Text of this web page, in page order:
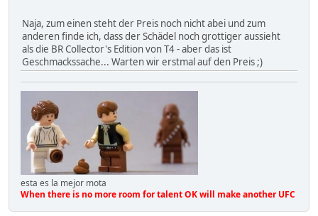
Naja, zum einen steht der Preis noch nicht abei und zum
anderen finde ich, dass der Schädel noch grottiger aussieht
als die BR Collector's Edition von T4 - aber das ist
Geschmackssache... Warten wir erstmal auf den Preis ;)
esta es la mejor mota
When there is no more room for talent OK will make another UFC